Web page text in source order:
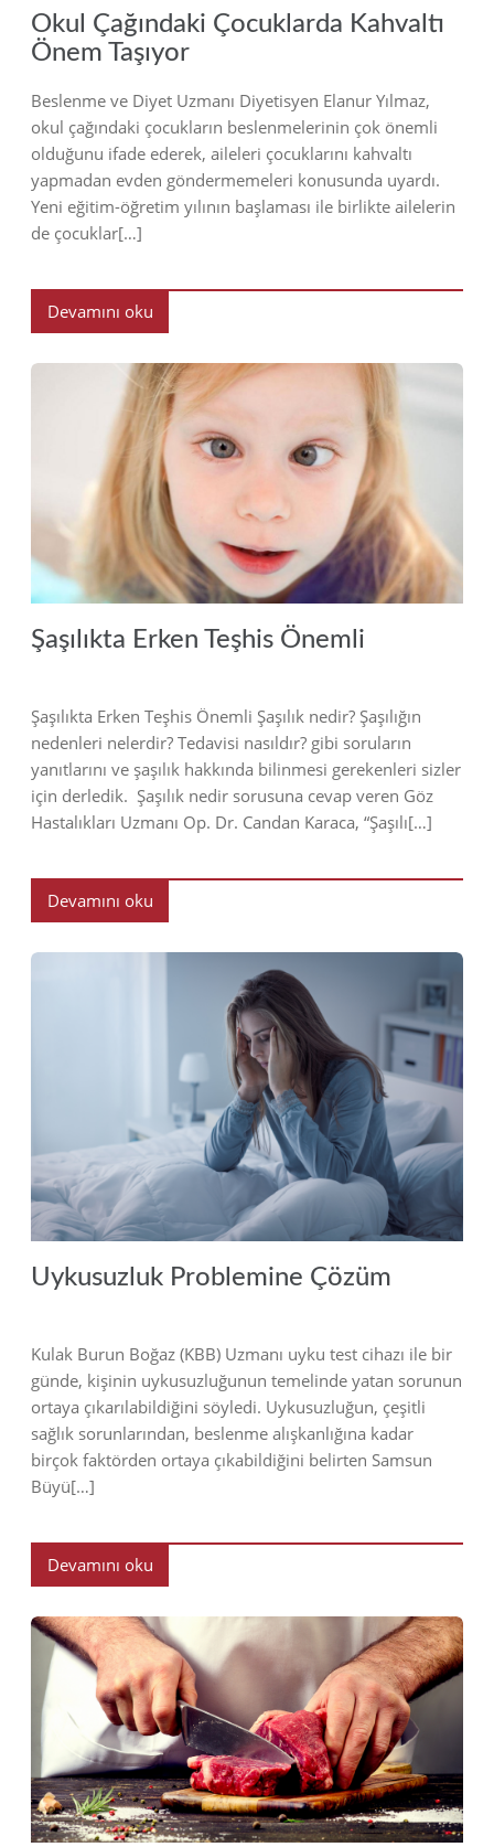
Okul Çağındaki Çocuklarda Kahvaltı
Önem Taşıyor
Beslenme ve Diyet Uzmanı Diyetisyen Elanur Yılmaz,
okul çağındaki çocukların beslenmelerinin çok önemli
olduğunu ifade ederek, aileleri çocuklarını kahvaltı
yapmadan evden göndermemeleri konusunda uyardı.
Yeni eğitim-öğretim yılının başlaması ile birlikte ailelerin
de çocuklar[…]
Devamını oku
Şaşılıkta Erken Teşhis Önemli
Şaşılıkta Erken Teşhis Önemli Şaşılık nedir? Şaşılığın
nedenleri nelerdir? Tedavisi nasıldır? gibi soruların
yanıtlarını ve şaşılık hakkında bilinmesi gerekenleri sizler
için derledik. Şaşılık nedir sorusuna cevap veren Göz
Hastalıkları Uzmanı Op. Dr. Candan Karaca, “Şaşılı[…]
Devamını oku
2018
Uykusuzluk Problemine Çözüm
Kulak Burun Boğaz (KBB) Uzmanı uyku test cihazı ile bir
günde, kişinin uykusuzluğunun temelinde yatan sorunun
ortaya çıkarılabildiğini söyledi. Uykusuzluğun, çeşitli
sağlık sorunlarından, beslenme alışkanlığına kadar
birçok faktörden ortaya çıkabildiğini belirten Samsun
Büyü[…]
Devamını oku